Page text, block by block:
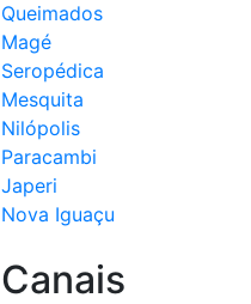
Queimados
Magé
Seropédica
Mesquita
Nilópolis
Paracambi
Japeri
Nova Iguaçu
Canais